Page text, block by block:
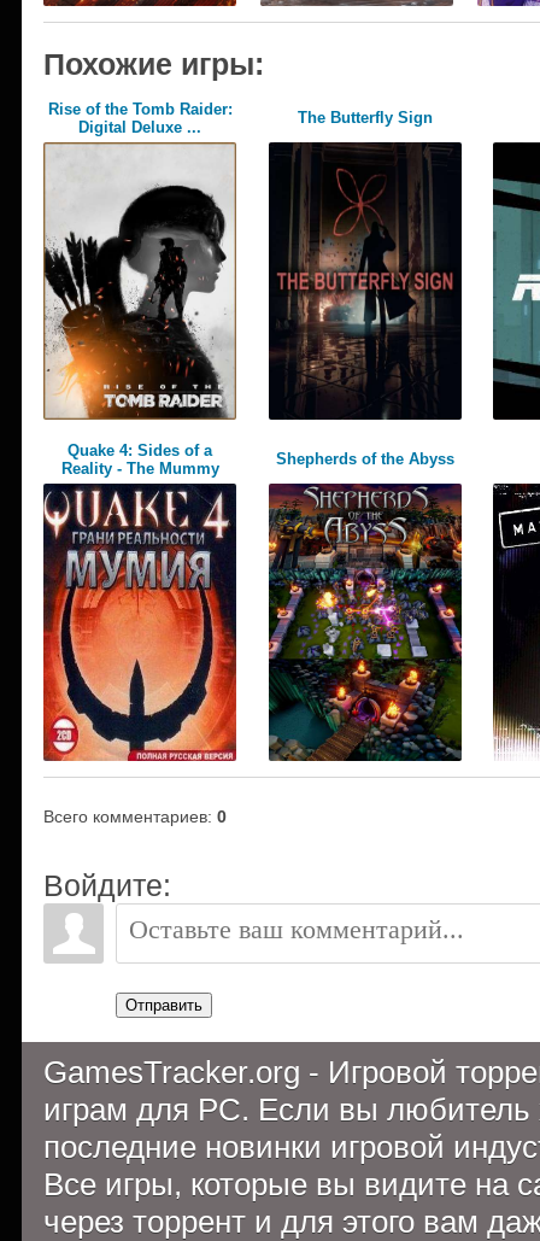
Похожие игры:
Rise of the Tomb Raider:
Digital Deluxe ...
The Butterfly Sign
Quake 4: Sides of a
Reality - The Mummy
Shepherds of the Abyss
Всего комментариев: 0
Войдите:
Отправить
GamesTracker.org - Игровой
играм для PC. Если вы
последние новинки игровой
Все игры, которые вы видите на
через торрент и для этого вам